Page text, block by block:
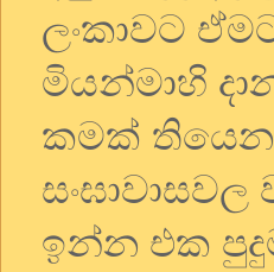
ලංකාවට
මියන්මාහි
කමක්
ඉන්න එක